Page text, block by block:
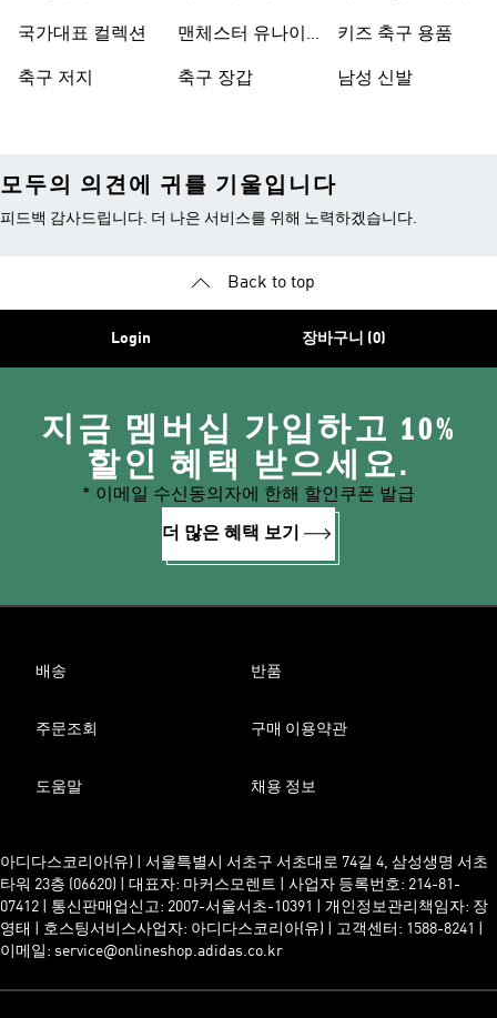
국가대표 컬렉션
축구 저지
맨체스터 유나이
축구 장갑
키즈 축구 용품
남성 신발
모두의 의견에 귀를 기울입니다
피드백 감사드립니다. 더 나은 서비스를 위해 노력하겠습니다.
Back to top
Login 장바구니 (0)
지금 멤버십 가입하고 10%
할인 혜택 받으세요.
* 이메일 수신동의자에 한해 할인쿠폰 발급
더 많은 혜택 보기
배송 반품
주문조회 구매 이용약관
도움말 채용 정보
아디다스코리아(유) | 서울특별시 서초구 서초대로 74길 4, 삼성생명 서초
타워 23층 (06620) | 대표자: 마커스모렌트 | 사업자 등록번호: 214-81-
07412 | 통신판매업신고: 2007-서울서초-10391 | 개인정보관리책임자: 장
영태 | 호스팅서비스사업자: 아디다스코리아(유) | 고객센터: 1588-8241 |
이메일: service@onlineshop.adidas.co.kr